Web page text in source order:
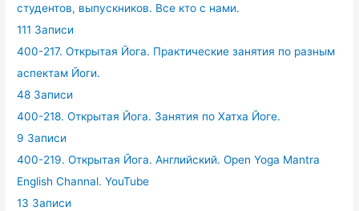
студентов, выпускников. Все кто с нами.
111 Записи
400-217. Открытая Йога. Практические занятия по разным
аспектам Йоги.
48 Записи
400-218. Открытая Йога. Занятия по Хатха Йоге.
9 Записи
400-219. Открытая Йога. Английский. Open Yoga Mantra
English Channal. YouTube
13 Записи